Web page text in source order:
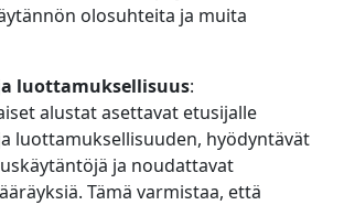
olosuhteita ja muita
luottamuksellisuus:
alustat asettavat etusijalle
luottamuksellisuuden, hyödyntävät
​​ja noudattavat
Tämä varmistaa, että